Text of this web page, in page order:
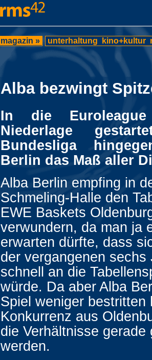
magazin » unterhaltung kino+kultur
Alba bezwingt
In die
Niederlage
Bundesliga
Berlin das Maß aller
Alba Berlin empfing in
Schmeling-Halle den
EWE Baskets
verwundern, da man ja
erwarten dürfte, dass
der vergangenen sechs
schnell an die
würde. Da aber Alba
Spiel weniger bestritten
Konkurrenz aus
die Verhältnisse gerade
werden.